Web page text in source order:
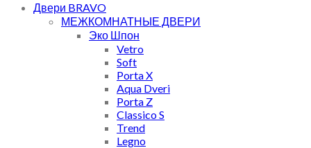
Двери BRAVO
МЕЖКОМНАТНЫЕ ДВЕРИ
Эко Шпон
Vetro
Soft
Porta X
Aqua Dveri
Porta Z
Classico S
Trend
Legno